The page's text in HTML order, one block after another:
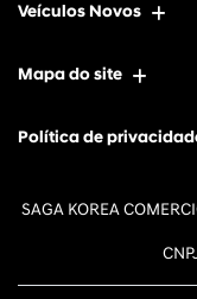
Veículos Novos
Mapa do site
Política de
SAGA KOREA